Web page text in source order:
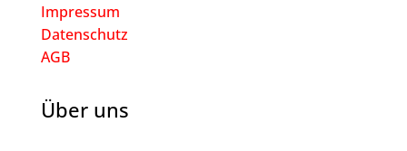
Impressum
Datenschutz
AGB
Über uns